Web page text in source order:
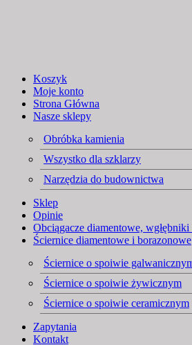
Koszyk
Moje konto
Strona Główna
Nasze sklepy
Obróbka kamienia
Wszystko dla szklarzy
Narzędzia do budownictwa
Sklep
Opinie
Obciągacze diamentowe,
Ściernice diamentowe i borazonowe
Ściernice o spoiwie
Ściernice o spoiwie żywicznym
Ściernice o spoiwie ceramicznym
Zapytania
Kontakt